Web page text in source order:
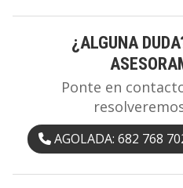
¿ALGUNA
Ponte en
AGOLADA: 682 768